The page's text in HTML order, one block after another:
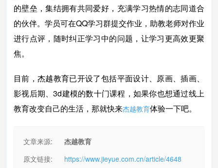
的壁垒，集结拥有共同爱好，充满学习热情的志同道合
的伙伴。学员可在QQ学习群提交作业，助教老师对作业
进行点评，随时纠正学习中的问题，让学习更高效更聚
焦。
目前，杰越教育已开设了包括平面设计、原画、插画、
影视后期、3d建模的数十门课程，如果你也想通过线上
教育改变自己的生活，那就快来杰越教育体验一下吧。
文章来源:
杰越教育
原文链接:
https://www.jieyue.com.cn/article/4648